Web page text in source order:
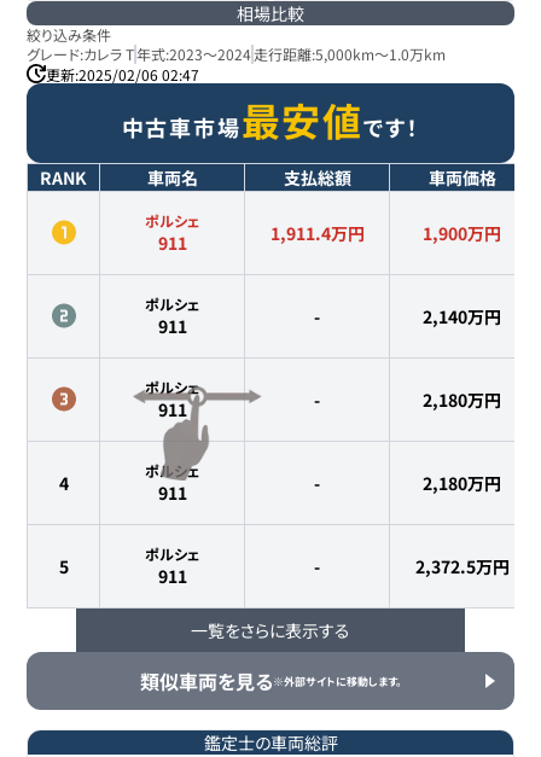
相場比較
絞り込み条件
グレード:カレラ T年式:2023～2024走行距離:5,000km～1.0万km
更新:2025/02/06 02:47
中古車市場最安値です！
RANK 車両名 支払総額 車両価格
ポルシェ
911 1,911.4万円 1,900万円
ポルシェ
911 - 2,140万円
ポルシェ
911 - 2,180万円
4
ポルシェ
911 - 2,180万円
5
ポルシェ
911 - 2,372.5万円
6
ポルシェ
911 - 2,398万円
一覧をさらに表示する
類似車両を見る※外部サイトに移動します。
鑑定士の車両総評